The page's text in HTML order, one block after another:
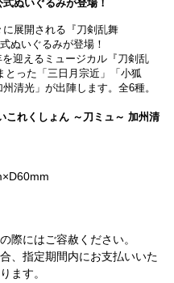
ぬいぐるみが登場！
展開される『刀剣乱舞
ぬいぐるみが登場！
迎えるミュージカル『刀剣乱
とった「三日月宗近」「小狐
清光」が出陣します。全6種。
これくしょん ～刀ミュ～ 加州清
際にはご容赦ください。
、指定期間内にお支払いいた
ます。